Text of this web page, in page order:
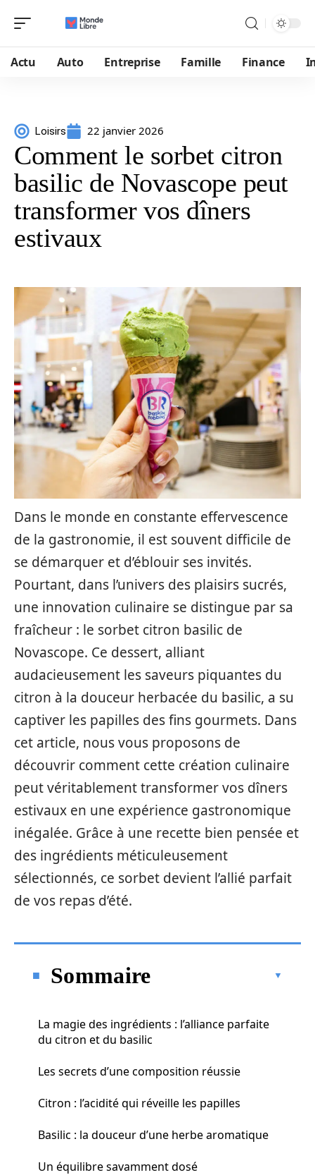
Actu Auto Entreprise Famille Finance
Loisirs 22 janvier 2026
Comment le sorbet citron
basilic de Novascope peut
transformer vos dîners
estivaux
Dans le monde en constante effervescence
de la gastronomie, il est souvent difficile de
se démarquer et d’éblouir ses invités.
Pourtant, dans l’univers des plaisirs sucrés,
une innovation culinaire se distingue par sa
fraîcheur : le sorbet citron basilic de
Novascope. Ce dessert, alliant
audacieusement les saveurs piquantes du
citron à la douceur herbacée du basilic, a su
captiver les papilles des fins gourmets. Dans
cet article, nous vous proposons de
découvrir comment cette création culinaire
peut véritablement transformer vos dîners
estivaux en une expérience gastronomique
inégalée. Grâce à une recette bien pensée et
des ingrédients méticuleusement
sélectionnés, ce sorbet devient l’allié parfait
de vos repas d’été.
Sommaire
La magie des ingrédients : l’alliance parfaite
du citron et du basilic
Les secrets d’une composition réussie
Citron : l’acidité qui réveille les papilles
Basilic : la douceur d’une herbe aromatique
Un équilibre savamment dosé